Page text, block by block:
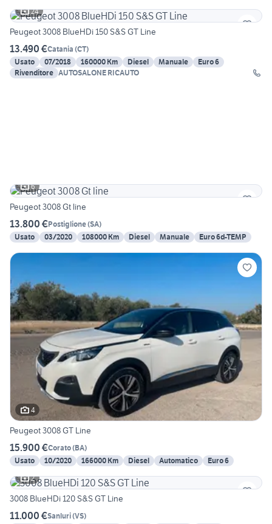
24
Peugeot 3008 BlueHDi 150 S&S GT Line
13.490 €Catania (CT)
Usato
07/2018 160000 Km Diesel Manuale
Euro 6
Rivenditore AUTOSALONE RICAUTO
6
Peugeot 3008 Gt line
13.800 €Postiglione(SA)
Usato
03/2020 108000 Km Diesel Manuale Euro 6d-TEMP
4
Peugeot 3008 GT Line
15.900 €Corato(BA)
Usato
10/2020 166000 Km Diesel Automatico
Euro 6
2
3008 BlueHDi 120 S&S GT Line
11.000 €Sanluri(VS)